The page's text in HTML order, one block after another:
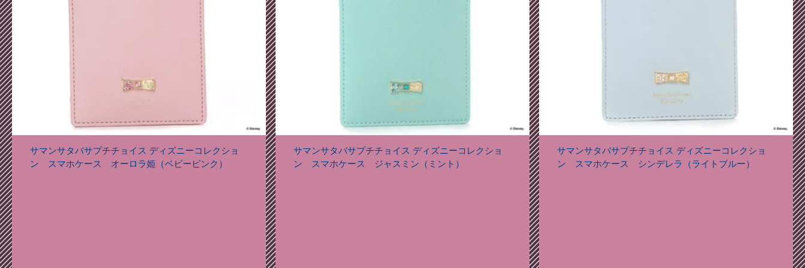
サマンサタバサプチチョイス ディズニーコレクショ
ン スマホケース オーロラ姫（ベビーピンク）
サマンサタバサプチチョイス ディズニーコレクショ
ン スマホケース ジャスミン（ミント）
サマンサタバサプチチョイス ディズニーコレクショ
ン スマホケース シンデレラ（ライトブルー）